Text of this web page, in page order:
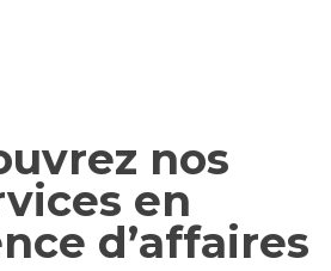
nos
en
d’affaires